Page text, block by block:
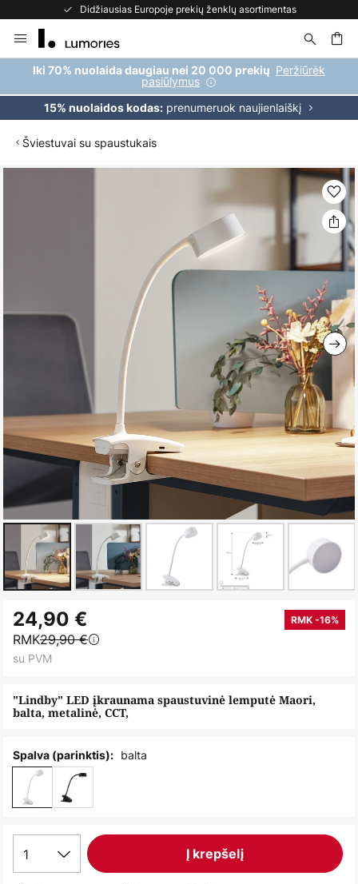
Didžiausias Europoje prekių ženklų asortimentas
to
Content
Iki 70% nuolaida daugiau nei 20 000 prekių Peržiūrėk
pasiūlymus
15% nuolaidos kodas:prenumeruok naujienlaiškį
Šviestuvai su spaustukais
gallery
to
the
beginning
the
images
"Lindby" LED įkraunama spaustuvinė lemputė Maori,
balta, metalinė, CCT,
24,90 € RMK -16%
RMK29,90 €
su PVM
Spalva (parinktis): balta
1 Į krepšelį